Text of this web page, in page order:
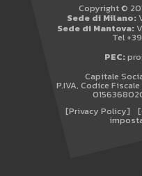
AREA RISERVATA
WHISTLEBLOWING
Copyright ©
Sede di Milano:
Sede di Mantova:
Tel
PEC:
Capitale
P.IVA, Codice
[Privacy Policy]